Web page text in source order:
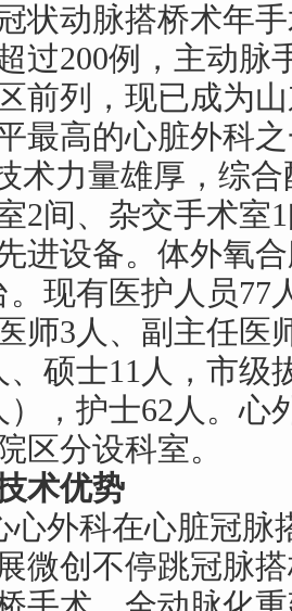
状动脉搭桥术年
过200例，主动脉
前列，现已成为
最高的心脏外科
力量雄厚，综合
2间、杂交手术室
进设备。体外氧
现有医护人员77
师3人、副主任医
、硕士11人，市级
），护士62人。心
区分设科室。
术优势
外科在心脏冠脉
微创不停跳冠脉